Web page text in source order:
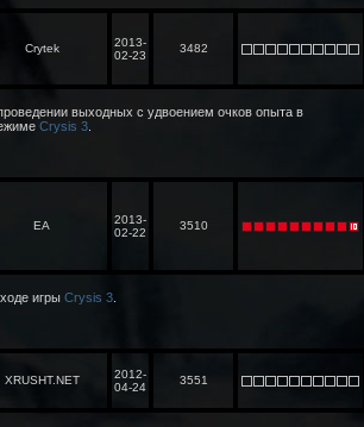
Crytek
2013-
02-23
3482
выходных с удвоением очков опыта в
Crysis 3
EA
2013-
02-22
3510
игры Crysis 3
XRUSHT.NET
2012-
04-24
3551